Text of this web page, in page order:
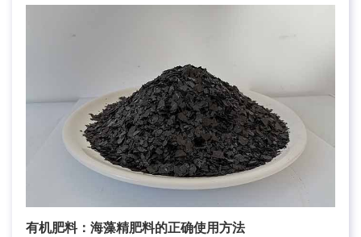
有机肥料：海藻精肥料的正确使用方法